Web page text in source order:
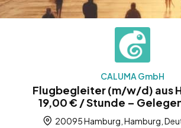
CALUMA GmbH
Flugbegleiter (m/w/d) aus
19,00 € / Stunde –
20095 Hamburg, Hamburg,